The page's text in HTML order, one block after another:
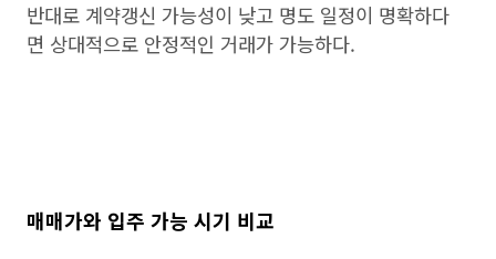
반대로 계약갱신 가능성이 낮고 명도 일정이 명확하다
면 상대적으로 안정적인 거래가 가능하다.
매매가와 입주 가능 시기 비교